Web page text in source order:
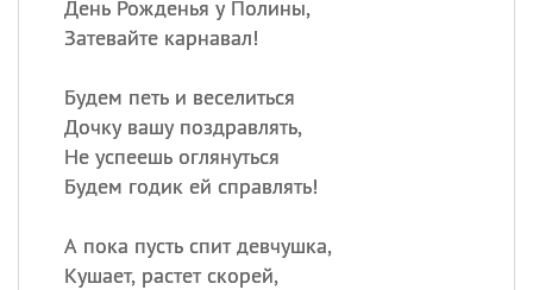
День Рожденья у Полины,
Затевайте карнавал!
Будем петь и веселиться
Дочку вашу поздравлять,
Не успеешь оглянуться
Будем годик ей справлять!
А пока пусть спит девчушка,
Кушает, растет скорей,